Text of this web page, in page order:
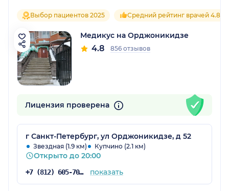
Выбор пациентов 2025 Средний рейтинг врачей 4.8
Медикус на Орджоникидзе
4.8 856 отзывов
Лицензия проверена
г Санкт-Петербург, ул Орджоникидзе, д 52
Звездная (1.9 км) Купчино (2.1 км)
Открыто до 20:00
+7 (812) 605-70-81 показать